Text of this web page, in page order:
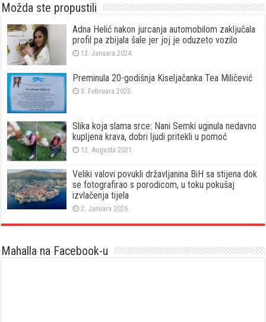
Možda ste propustili
Adna Helić nakon jurcanja automobilom zaključala
profil pa zbijala šale jer joj je oduzeto vozilo
13. Januara 2024.
Preminula 20-godišnja Kiseljačanka Tea Miličević
3. Februara 2023.
Slika koja slama srce: Nani Semki uginula nedavno
kupljena krava, dobri ljudi pritekli u pomoć
12. Augusta 2021.
Veliki valovi povukli državljanina BiH sa stijena dok
se fotografirao s porodicom, u toku pokušaj
izvlačenja tijela
2. Januara 2026.
Mahalla na Facebook-u